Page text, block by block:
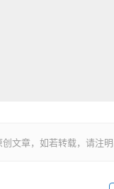
文章，如若转载，请注明